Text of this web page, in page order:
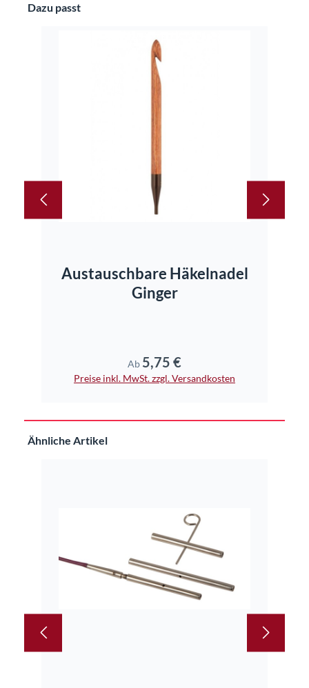
Produktgalerie überspringen
Dazu passt
Austauschbare Häkelnadel
Ginger
Regulärer Preis:
Ab 5,75 €
Preise inkl. MwSt. zzgl. Versandkosten
Produktgalerie überspringen
Ähnliche Artikel